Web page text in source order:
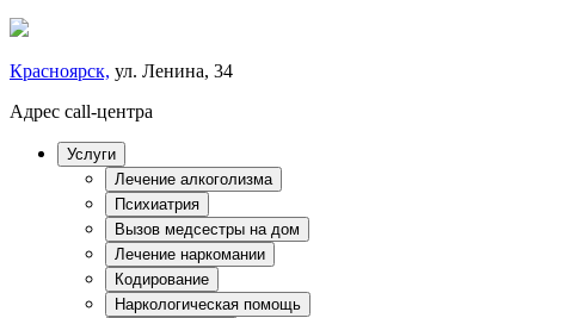
Красноярск, ул. Ленина, 34
Адрес call-центра
Услуги
Лечение алкоголизма
Психиатрия
Вызов медсестры на дом
Лечение наркомании
Кодирование
Наркологическая помощь